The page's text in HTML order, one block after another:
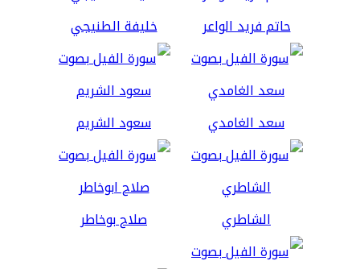
حاتم فريد الواعر خليفة الطنيجي
سعد الغامدي سعود الشريم
الشاطري صلاح بوخاطر